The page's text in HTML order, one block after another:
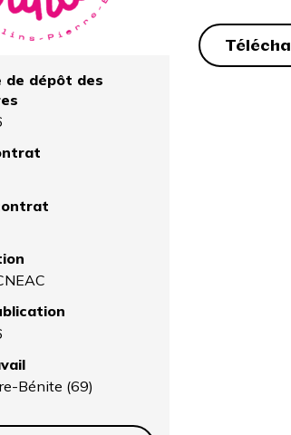
de dépôt des
Bénite (69)